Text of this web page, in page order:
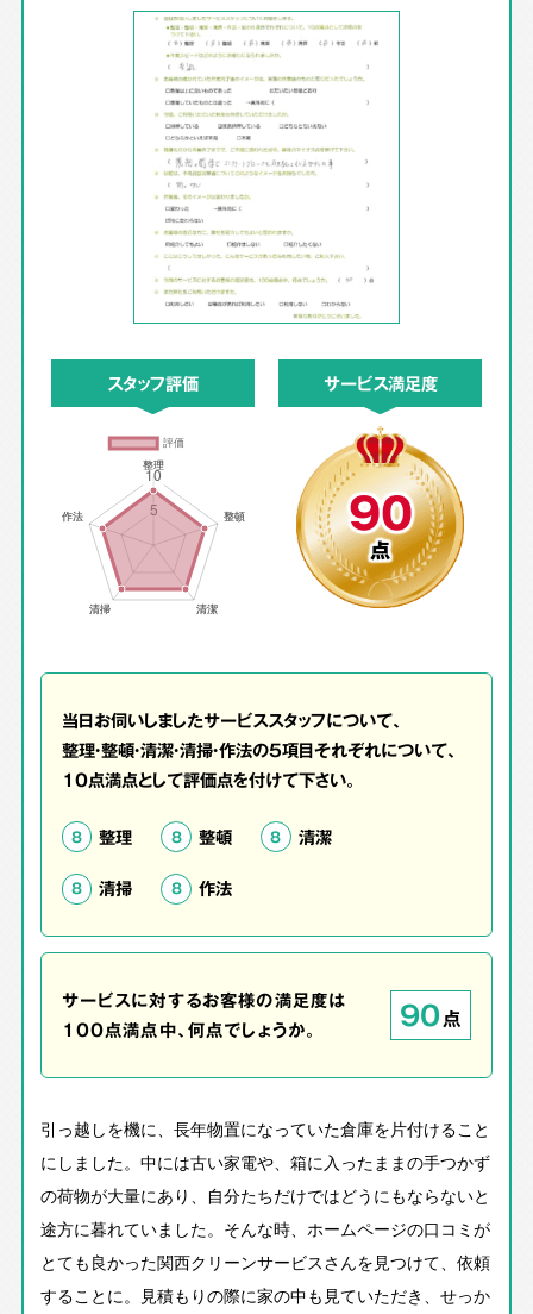
スタッフ評価 サービス満足度
90
点
当日お伺いしましたサービススタッフについて、
整理・整頓・清潔・清掃・作法の5項目それぞれについて、
10点満点として評価点を付けて下さい。
8 整理 8 整頓 8 清潔
8 清掃 8 作法
サービスに対するお客様の満足度は
100点満点中、何点でしょうか。
90点
引っ越しを機に、長年物置になっていた倉庫を片付けること
にしました。中には古い家電や、箱に入ったままの手つかず
の荷物が大量にあり、自分たちだけではどうにもならないと
途方に暮れていました。そんな時、ホームページの口コミが
とても良かった関西クリーンサービスさんを見つけて、依頼
することに。見積もりの際に家の中も見ていただき、せっか